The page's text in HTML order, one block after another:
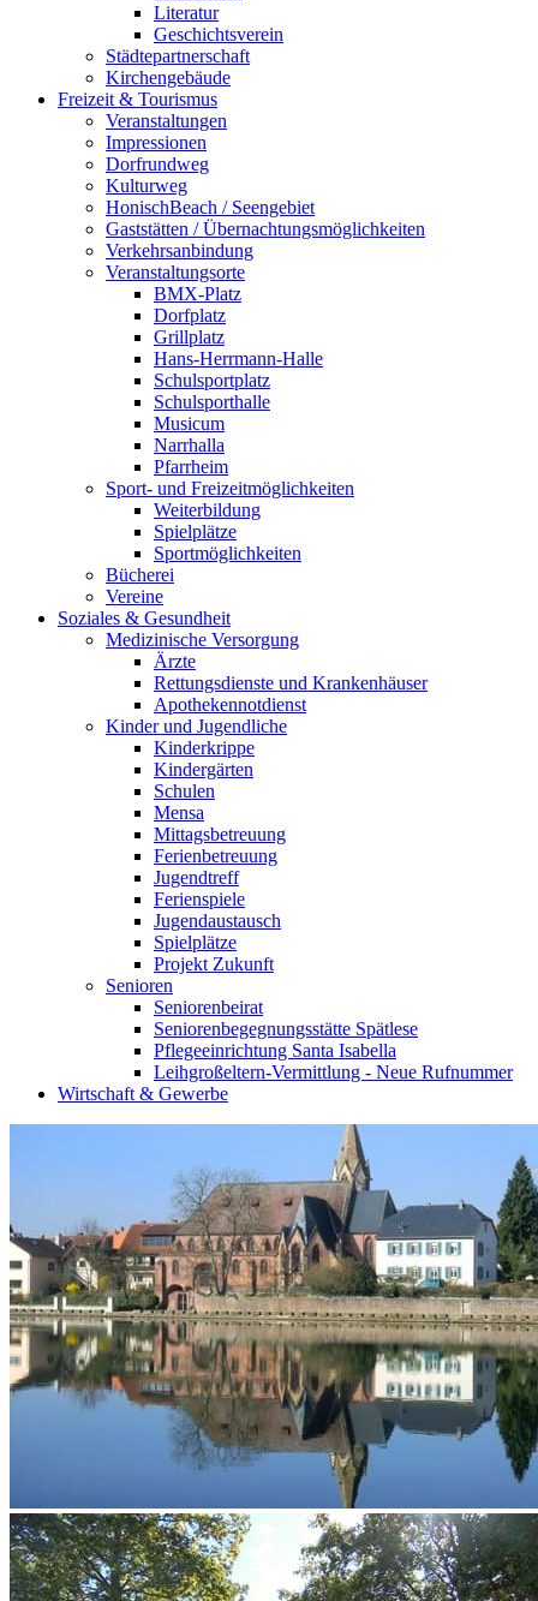
Literatur
Geschichtsverein
Städtepartnerschaft
Kirchengebäude
Freizeit & Tourismus
Veranstaltungen
Impressionen
Dorfrundweg
Kulturweg
HonischBeach / Seengebiet
Gaststätten / Übernachtungsmöglichkeiten
Verkehrsanbindung
Veranstaltungsorte
BMX-Platz
Dorfplatz
Grillplatz
Hans-Herrmann-Halle
Schulsportplatz
Schulsporthalle
Musicum
Narrhalla
Pfarrheim
Sport- und Freizeitmöglichkeiten
Weiterbildung
Spielplätze
Sportmöglichkeiten
Bücherei
Vereine
Soziales & Gesundheit
Medizinische Versorgung
Ärzte
Rettungsdienste und Krankenhäuser
Apothekennotdienst
Kinder und Jugendliche
Kinderkrippe
Kindergärten
Schulen
Mensa
Mittagsbetreuung
Ferienbetreuung
Jugendtreff
Ferienspiele
Jugendaustausch
Spielplätze
Projekt Zukunft
Senioren
Seniorenbeirat
Seniorenbegegnungsstätte Spätlese
Pflegeeinrichtung Santa Isabella
Leihgroßeltern-Vermittlung - Neue Rufnummer
Wirtschaft & Gewerbe